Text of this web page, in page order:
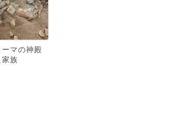
マの神殿
族